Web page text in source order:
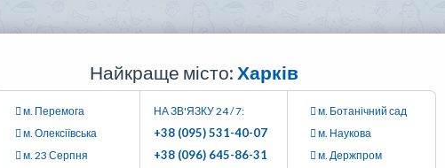
Найкраще місто: Харків
м. Перемога
м. Олексіївська
м. 23 Серпня
НА ЗВ'ЯЗКУ 24 / 7:
+38 (095) 531-40-07
+38 (096) 645-86-31
м. Ботанічний сад
м. Наукова
м. Держпром